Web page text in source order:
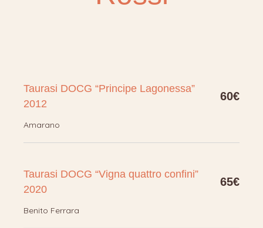
Taurasi DOCG “Principe Lagonessa”
2012
60€
Amarano
Taurasi DOCG “Vigna quattro confini”
2020
65€
Benito Ferrara